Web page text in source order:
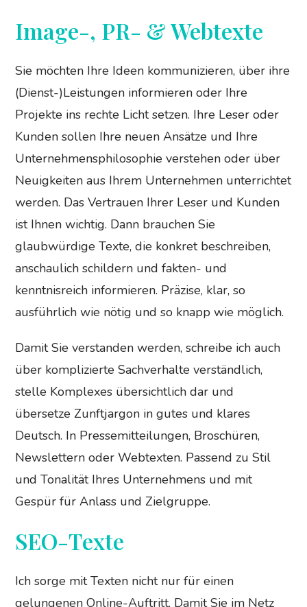
Image-, PR- & Webtexte
Sie möchten Ihre Ideen kommunizieren, über ihre
(Dienst-)Leistungen informieren oder Ihre
Projekte ins rechte Licht setzen. Ihre Leser oder
Kunden sollen Ihre neuen Ansätze und Ihre
Unternehmensphilosophie verstehen oder über
Neuigkeiten aus Ihrem Unternehmen unterrichtet
werden. Das Vertrauen Ihrer Leser und Kunden
ist Ihnen wichtig. Dann brauchen Sie
glaubwürdige Texte, die konkret beschreiben,
anschaulich schildern und fakten- und
kenntnisreich informieren. Präzise, klar, so
ausführlich wie nötig und so knapp wie möglich.
Damit Sie verstanden werden, schreibe ich auch
über komplizierte Sachverhalte verständlich,
stelle Komplexes übersichtlich dar und
übersetze Zunftjargon in gutes und klares
Deutsch. In Pressemitteilungen, Broschüren,
Newslettern oder Webtexten. Passend zu Stil
und Tonalität Ihres Unternehmens und mit
Gespür für Anlass und Zielgruppe.
SEO-Texte
Ich sorge mit Texten nicht nur für einen
gelungenen Online-Auftritt. Damit Sie im Netz